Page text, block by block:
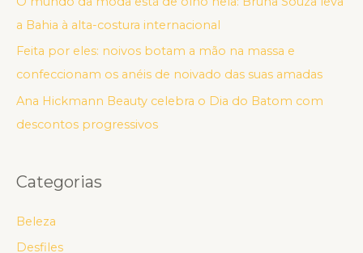
a Bahia à alta-costura internacional
Feita por eles: noivos botam a mão na massa e
confeccionam os anéis de noivado das suas amadas
Ana Hickmann Beauty celebra o Dia do Batom com
descontos progressivos
Categorias
Beleza
Desfiles